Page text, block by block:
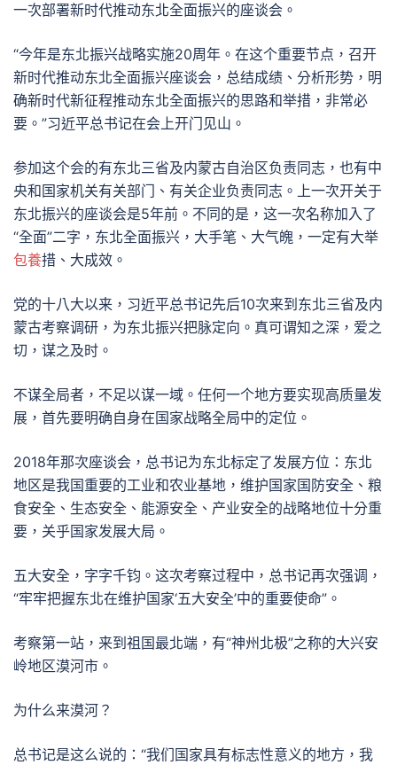
一次部署新时代推动东北全面振兴的座谈会。
“今年是东北振兴战略实施20周年。在这个重要节点，召开
新时代推动东北全面振兴座谈会，总结成绩、分析形势，明
确新时代新征程推动东北全面振兴的思路和举措，非常必
要。”习近平总书记在会上开门见山。
参加这个会的有东北三省及内蒙古自治区负责同志，也有中
央和国家机关有关部门、有关企业负责同志。上一次开关于
东北振兴的座谈会是5年前。不同的是，这一次名称加入了
“全面”二字，东北全面振兴，大手笔、大气魄，一定有大举
包養措、大成效。
党的十八大以来，习近平总书记先后10次来到东北三省及内
蒙古考察调研，为东北振兴把脉定向。真可谓知之深，爱之
切，谋之及时。
不谋全局者，不足以谋一域。任何一个地方要实现高质量发
展，首先要明确自身在国家战略全局中的定位。
2018年那次座谈会，总书记为东北标定了发展方位：东北
地区是我国重要的工业和农业基地，维护国家国防安全、粮
食安全、生态安全、能源安全、产业安全的战略地位十分重
要，关乎国家发展大局。
五大安全，字字千钧。这次考察过程中，总书记再次强调，
“牢牢把握东北在维护国家‘五大安全’中的重要使命”。
考察第一站，来到祖国最北端，有“神州北极”之称的大兴安
岭地区漠河市。
为什么来漠河？
总书记是这么说的：“我们国家具有标志性意义的地方，我